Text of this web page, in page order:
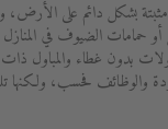
مثبتة بشكل دائم على
أو حمامات الضيوف في
بدون غطاء
والوظائف فحسب، ولكنها